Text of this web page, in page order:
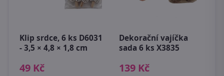
Klip srdce, 6 ks D6031
- 3,5 × 4,8 × 1,8 cm
49 Kč
Dekorační vajíčka
sada 6 ks X3835
139 Kč